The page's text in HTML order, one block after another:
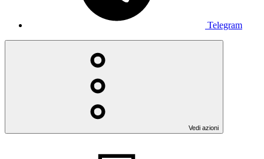
Telegram
Vedi azioni